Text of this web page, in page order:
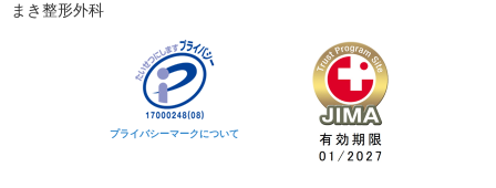
まき整形外科
プライバシーマークについて